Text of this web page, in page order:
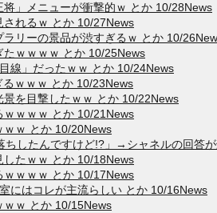
」メニューが衝撃的ｗ とか 10/28News
れるｗ とか 10/27News
リーの景品が渋すぎるｗ とか 10/
ｗｗｗｗ とか 10/25News
線」だったｗｗ とか 10/24News
ｗｗｗ とか 10/23News
を目撃したｗｗ とか 10/22News
ｗｗｗ とか 10/21News
ｗｗ とか 10/20News
ちしたんですけど!?」→シャネルの回答
たｗｗ とか 10/18News
ｗｗｗ とか 10/17News
にはコレが主流らしい とか 10/16News
ｗｗ とか 10/15News